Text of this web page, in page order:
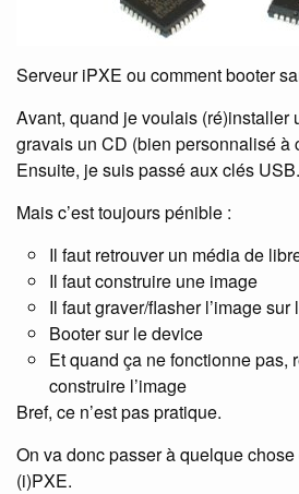
Serveur iPXE ou comment booter
Avant, quand je voulais (ré)installer
gravais un CD (bien personnalisé à
Ensuite, je suis passé aux clés USB.
Mais c’est toujours pénible :
Il faut retrouver un média de
Il faut construire une image
Il faut graver/flasher l’image sur
Booter sur le device
Et quand ça ne fonctionne pas,
construire l’image
Bref, ce n’est pas pratique.
On va donc passer à quelque
(i)PXE.